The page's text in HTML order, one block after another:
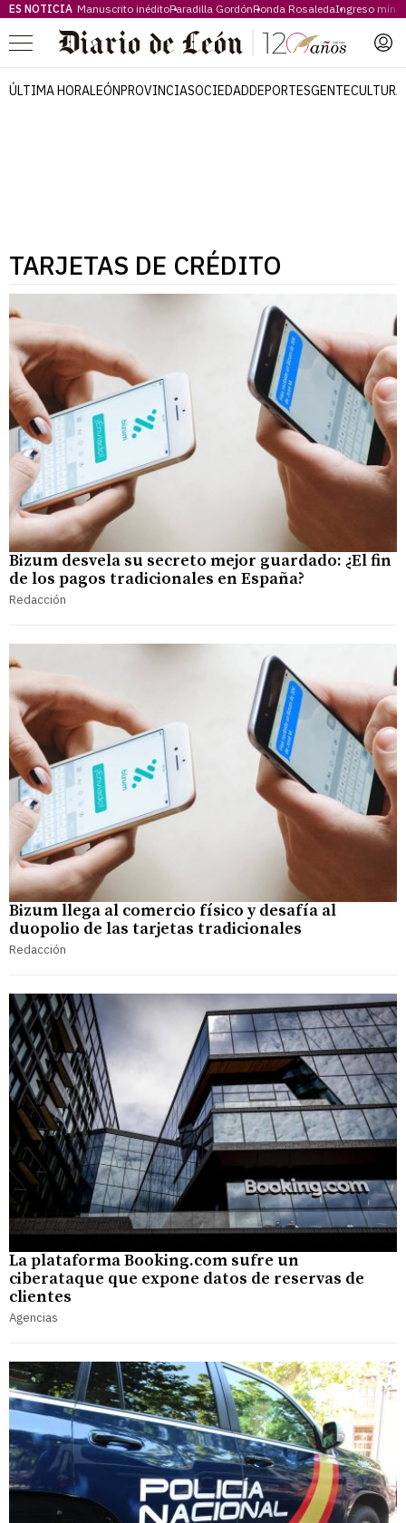
ES NOTICIA Manuscrito inéditoParadilla GordónRonda RosaledaIngreso
Menú
ÚLTIMA HORALEÓNPROVINCIASOCIEDADDEPORTESGENTECULTURA
TARJETAS DE CRÉDITO
Bizum desvela su secreto mejor guardado: ¿El fin
de los pagos tradicionales en España?
Redacción
Bizum llega al comercio físico y desafía al
duopolio de las tarjetas tradicionales
Redacción
La plataforma Booking.com sufre un
ciberataque que expone datos de reservas de
clientes
Agencias